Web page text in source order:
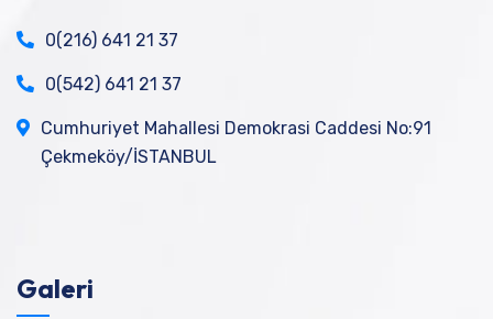
0(216) 641 21 37
0(542) 641 21 37
Cumhuriyet Mahallesi Demokrasi Caddesi No:91
Çekmeköy/İSTANBUL
Galeri